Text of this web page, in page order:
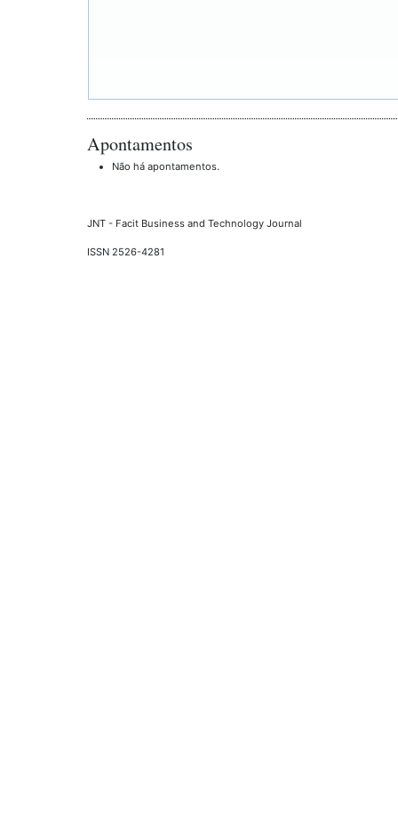
Apontamentos
Não há apontamentos.
JNT - Facit Business and Technology Journal
ISSN 2526-4281